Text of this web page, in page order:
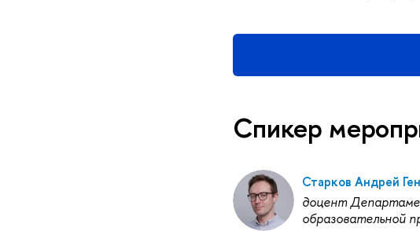
Спикер
Старков Андрей
доцент
образовательной